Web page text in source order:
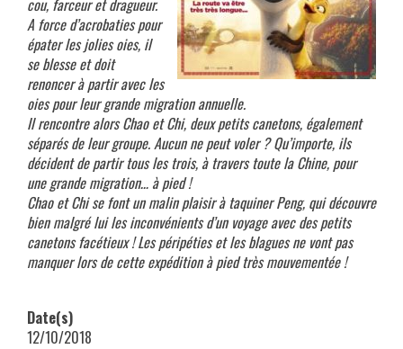
cou, farceur et dragueur.
A force d’acrobaties pour
épater les jolies oies, il
se blesse et doit
renoncer à partir avec les
oies pour leur grande migration annuelle.
Il rencontre alors Chao et Chi, deux petits canetons, également
séparés de leur groupe. Aucun ne peut voler ? Qu’importe, ils
décident de partir tous les trois, à travers toute la Chine, pour
une grande migration… à pied !
Chao et Chi se font un malin plaisir à taquiner Peng, qui découvre
bien malgré lui les inconvénients d’un voyage avec des petits
canetons facétieux ! Les péripéties et les blagues ne vont pas
manquer lors de cette expédition à pied très mouvementée !
Date(s)
12/10/2018